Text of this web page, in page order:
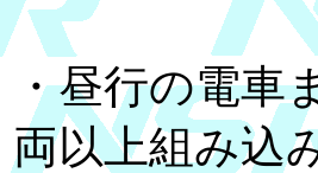
・昼行の電車
両以上組み込